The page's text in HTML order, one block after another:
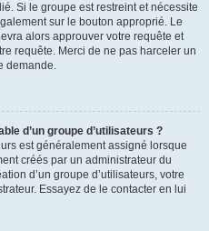
Si le groupe est restreint et nécessite
sur le bouton approprié. Le
alors approuver votre requête et
requête. Merci de ne pas harceler un
demande.
d’un groupe d’utilisateurs ?
est généralement assigné lorsque
créés par un administrateur du
d’un groupe d’utilisateurs, votre
Essayez de le contacter en lui